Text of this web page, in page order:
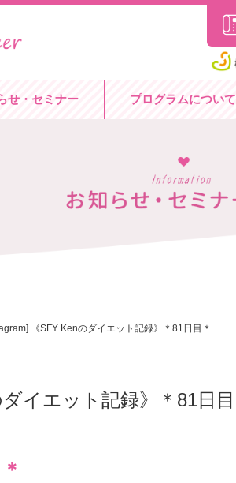
せ・セミナー プログラムについて
《SFY Kenのダイエット記録》＊81日目＊
イエット記録》＊81日目